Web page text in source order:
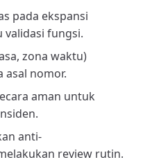
pada ekspansi
validasi fungsi.
zona waktu)
asal nomor.
aman untuk
anti-
review rutin.